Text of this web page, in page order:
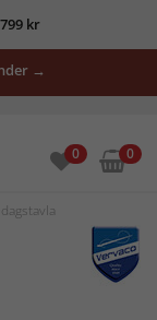
kr
→
0 0